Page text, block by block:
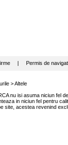
| Permis de
>Altele
nu isi asuma niciun fel
in niciun fel pentru
site, acestea revenind